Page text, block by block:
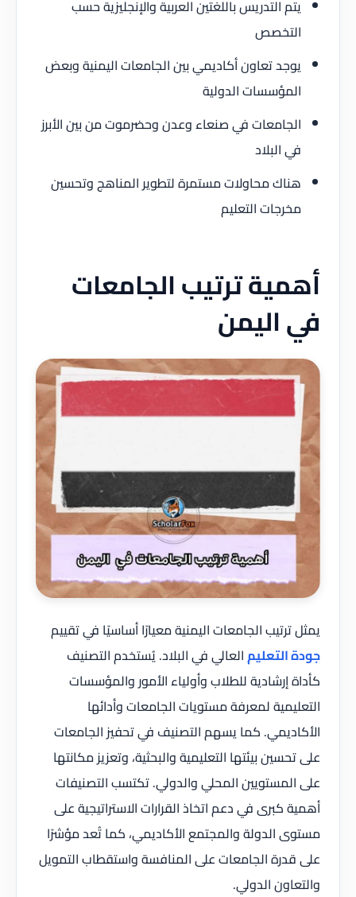
يتم التدريس باللغتين العربية والإنجليزية حسب
التخصص
يوجد تعاون أكاديمي بين الجامعات اليمنية وبعض
المؤسسات الدولية
الجامعات في صنعاء وعدن وحضرموت من بين الأبرز
في البلاد
هناك محاولات مستمرة لتطوير المناهج وتحسين
مخرجات التعليم
أهمية ترتيب الجامعات
في اليمن
يمثل ترتيب الجامعات اليمنية معيارًا أساسيًا في تقييم
جودة التعليمالعالي في البلاد. يُستخدم التصنيف
كأداة إرشادية للطلاب وأولياء الأمور والمؤسسات
التعليمية لمعرفة مستويات الجامعات وأدائها
الأكاديمي. كما يسهم التصنيف في تحفيز الجامعات
على تحسين بيئتها التعليمية والبحثية، وتعزيز مكانتها
على المستويين المحلي والدولي. تكتسب التصنيفات
أهمية كبرى في دعم اتخاذ القرارات الاستراتيجية على
مستوى الدولة والمجتمع الأكاديمي، كما تُعد مؤشرًا
على قدرة الجامعات على المنافسة واستقطاب التمويل
والتعاون الدولي.